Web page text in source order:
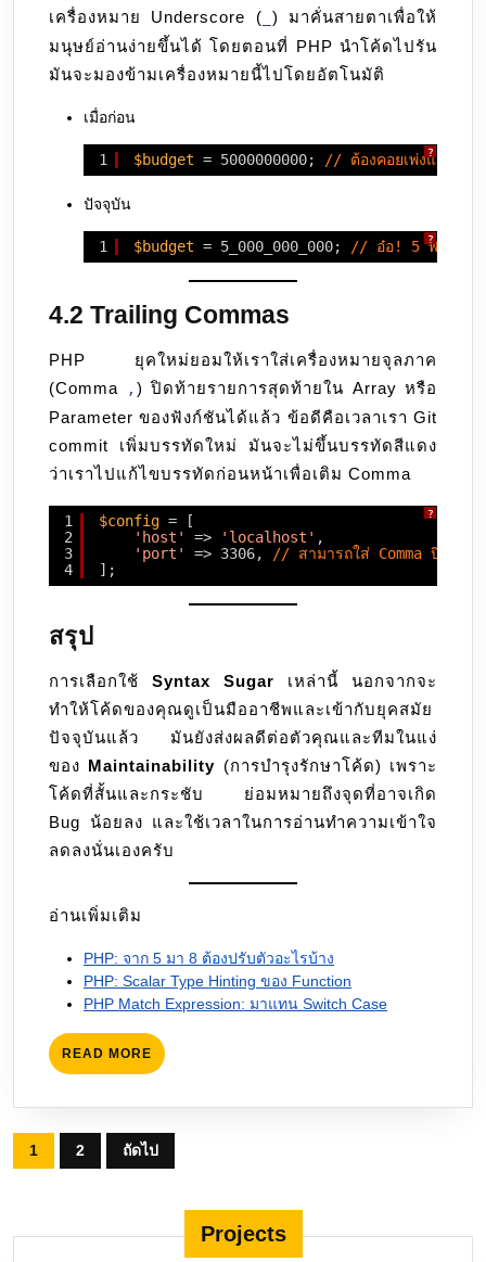
เครื่องหมาย Underscore ( ) มาคั่นสายตาเพื่อให้
มนุษย์อ่านง่ายขึ้นได้ โดยตอนที่ PHP นำโค้ดไปรัน
มันจะมองข้ามเครื่องหมายนี้ไปโดยอัตโนมัติ
เมื่อก่อน
?
1 $budget = 5000000000; // ต้องคอยเพ่งและนับ
ปัจจุบัน
?
1 $budget = 5_000_000_000; // อ๋อ! 5 พันล้าน
4.2 Trailing Commas
PHP ยุคใหม่ยอมให้เราใส่เครื่องหมายจุลภาค
(Comma
, ) ปิดท้ายรายการสุดท้ายใน Array หรือ
Parameter ของฟังก์ชันได้แล้ว ข้อดีคือเวลาเรา Git
commit เพิ่มบรรทัดใหม่ มันจะไม่ขึ้นบรรทัดสีแดง
ว่าเราไปแก้ไขบรรทัดก่อนหน้าเพื่อเติม Comma
?
1
2
3
4
$config = [
'host'
=> 'localhost' ,
'port'
=> 3306, // สามารถใส่ Comma ปิดท้าย
];
สรุป
การเลือกใช้ Syntax Sugar เหล่านี้ นอกจากจะ
ทำให้โค้ดของคุณดูเป็นมืออาชีพและเข้ากับยุคสมัย
ปัจจุบันแล้ว มันยังส่งผลดีต่อตัวคุณและทีมในแง่
ของ Maintainability (การบำรุงรักษาโค้ด) เพราะ
โค้ดที่สั้นและกระชับ ย่อมหมายถึงจุดที่อาจเกิด
Bug น้อยลง และใช้เวลาในการอ่านทำความเข้าใจ
ลดลงนั่นเองครับ
อ่านเพิ่มเติม
PHP: จาก 5 มา 8 ต้องปรับตัวอะไรบ้าง
PHP: Scalar Type Hinting ของ Function
PHP Match Expression: มาแทน Switch Case
READ MORE READ
MORE
Posts
pagination
1 2 ถัดไป
Projects